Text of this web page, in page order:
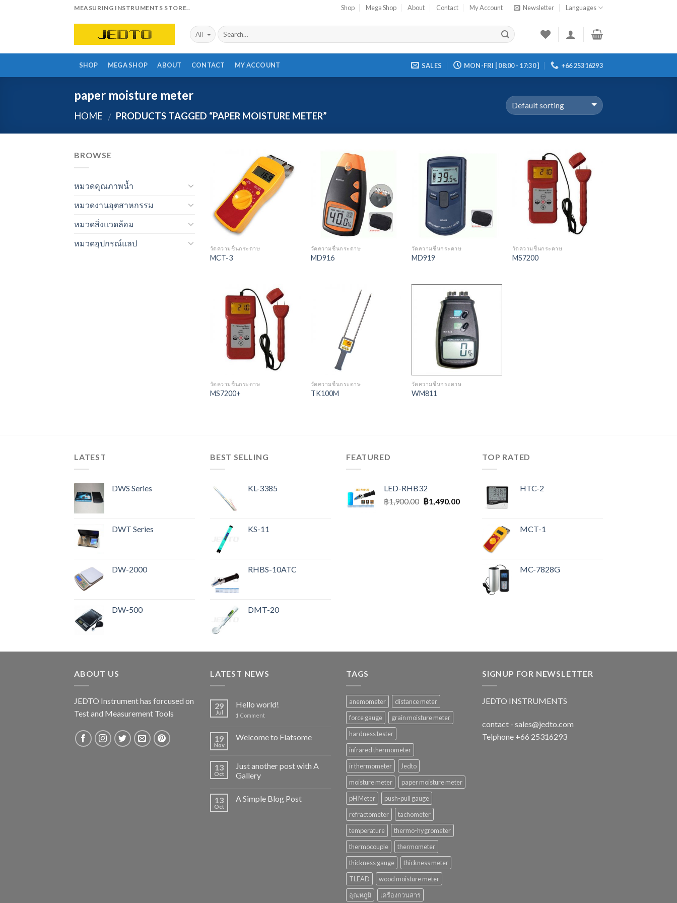
MEASURING INSTRUMENTS STORE.. Shop Mega Shop About Contact My Account Newsletter Languages
SHOP MEGA SHOP ABOUT CONTACT MY ACCOUNT SALES MON-FRI [ 08:00 - 17:30 ] +66 25316293
paper moisture meter
HOME / PRODUCTS TAGGED “PAPER MOISTURE METER”
BROWSE
หมวดคุณภาพน้ำ
หมวดงานอุตสาหกรรม
หมวดสิ่งแวดล้อม
หมวดอุปกรณ์แลป
Add to
Wishlist
วัดความชื้นกระดาษ
MCT-3
Wishlist
วัดความชื้นกระดาษ
MD916
วัดความชื้นกระดาษ
MD919
Add to
Wishlist
วัดความชื้นกระดาษ
MS7200
Add to
Wishlist
วัดความชื้นกระดาษ
MS7200+
วัดความชื้นกระดาษ
TK100M
Add to
Wishlist
วัดความชื้นกระดาษ
WM811
LATEST
DWS Series
DWT Series
DW-2000
DW-500
BEST SELLING
KL-3385
KS-11
RHBS-10ATC
DMT-20
FEATURED
LED-RHB32
฿1,900.00 ฿1,490.00
TOP RATED
HTC-2
MCT-1
MC-7828G
ABOUT US
JEDTO Instrument has forcused on
Test and Measurement Tools
LATEST NEWS
29
Jul
Hello world!
1 Comment
19
Nov
Welcome to Flatsome
13
Oct
Just another post with A
Gallery
13
Oct
A Simple Blog Post
TAGS
anemometer
distance meter
force gauge
grain moisture meter
hardness tester
infrared thermometer
ir thermometer
Jedto
moisture meter
paper moisture meter
pH Meter
push-pull gauge
refractometer
tachometer
temperature
thermo-hygrometer
thermocouple
thermometer
thickness gauge
thickness meter
TLEAD
wood moisture meter
อุณหภูมิ
เครื่องกวนสาร
SIGNUP FOR NEWSLETTER
JEDTO INSTRUMENTS
contact - sales@jedto.com
Telphone +66 25316293